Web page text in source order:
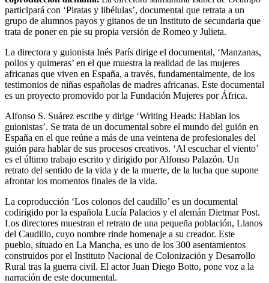
participará con ‘Piratas y libélulas’, documental que retrata a un
grupo de alumnos payos y gitanos de un Instituto de secundaria que
trata de poner en pie su propia versión de Romeo y Julieta.
La directora y guionista Inés París dirige el documental, ‘Manzanas,
pollos y quimeras’ en el que muestra la realidad de las mujeres
africanas que viven en España, a través, fundamentalmente, de los
testimonios de niñas españolas de madres africanas. Este documental
es un proyecto promovido por la Fundación Mujeres por África.
Alfonso S. Suárez escribe y dirige ‘Writing Heads: Hablan los
guionistas’. Se trata de un documental sobre el mundo del guión en
España en el que reúne a más de una veintena de profesionales del
guión para hablar de sus procesos creativos. ‘Al escuchar el viento’
es el último trabajo escrito y dirigido por Alfonso Palazón. Un
retrato del sentido de la vida y de la muerte, de la lucha que supone
afrontar los momentos finales de la vida.
La coproducción ‘Los colonos del caudillo’ es un documental
codirigido por la española Lucía Palacios y el alemán Dietmar Post.
Los directores muestran el retrato de una pequeña población, Llanos
del Caudillo, cuyo nombre rinde homenaje a su creador. Este
pueblo, situado en La Mancha, es uno de los 300 asentamientos
construidos por el Instituto Nacional de Colonización y Desarrollo
Rural tras la guerra civil. El actor Juan Diego Botto, pone voz a la
narración de este documental.